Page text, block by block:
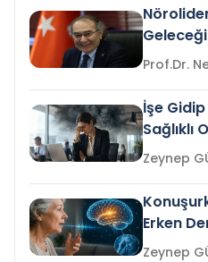
İşe
Sağlıklı
Gelir mi?
Erken
mi?